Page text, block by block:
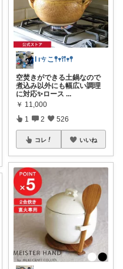
Ɩ ıㄘこ𖤣𖥧𖥣𖡡𖥧𖤣
空焚きができる土鍋なので
煮込み以外にも幅広い調理
に対応✨ロース ...
￥ 11,000
1 2 526
コレ いいね